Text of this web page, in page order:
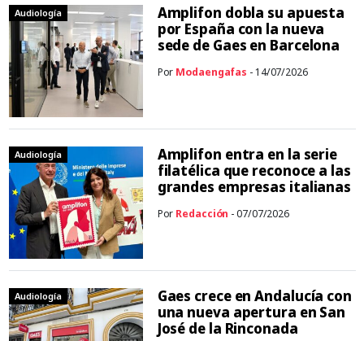
Audiología
Amplifon dobla su apuesta
por España con la nueva
sede de Gaes en Barcelona
Por Modaengafas - 14/07/2026
Audiología
Amplifon entra en la serie
filatélica que reconoce a las
grandes empresas italianas
Por Redacción - 07/07/2026
Audiología
Gaes crece en Andalucía con
una nueva apertura en San
José de la Rinconada